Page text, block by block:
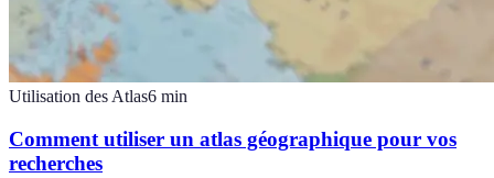
Utilisation des Atlas6 min
Comment utiliser un atlas géographique pour vos
recherches